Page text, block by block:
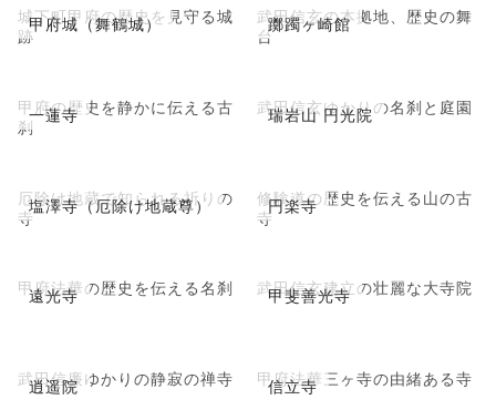
甲府城（舞鶴城）
城下町甲府の歴史を見守る城
跡
躑躅ヶ崎館
武田信玄の本拠地、歴史の舞
台
一蓮寺
甲府の歴史を静かに伝える古
刹
瑞岩山 円光院
武田信玄ゆかりの名刹と庭園
塩澤寺（厄除け地蔵尊）
厄除け地蔵で知られる祈りの
寺
円楽寺
修験道の歴史を伝える山の古
寺
遠光寺
甲府法華の歴史を伝える名刹 甲斐善光寺
武田信玄建立の壮麗な大寺院
逍遥院
武田信廉ゆかりの静寂の禅寺 信立寺
甲府法華三ヶ寺の由緒ある寺